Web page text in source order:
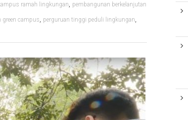
ramah lingkungan, pembangunan berkelanjutan
green campus, perguruan tinggi peduli lingkungan,